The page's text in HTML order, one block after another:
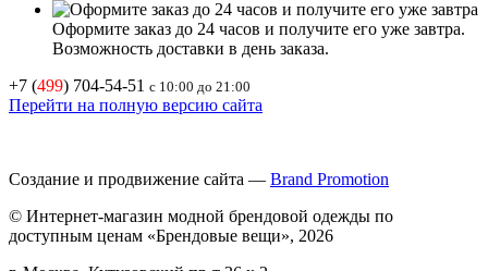
Оформите заказ до 24 часов и получите его уже завтра.
Возможность доставки в день заказа.
+7 (499) 704-54-51 с 10:00 до 21:00
Перейти на полную версию сайта
Создание и продвижение сайта — Brand Promotion
© Интернет-магазин модной брендовой одежды по
доступным ценам «Брендовые вещи», 2026